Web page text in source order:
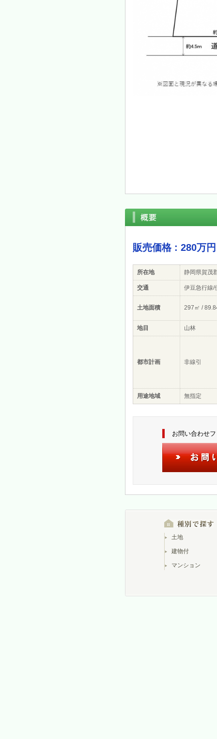
販売価格 : 280万円
所在地 静岡県賀茂
交通 伊豆急行線/
土地面積 297㎡ /
地目 山林
都市計画 非線引
用途地域 無指定
お問い合わせ
土地
建物付
マンション